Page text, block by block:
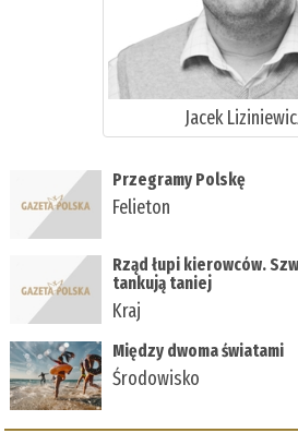
Jacek
Przegramy Polskę
Felieton
Rząd łupi kierowców.
tankują taniej
Kraj
Między dwoma światami
Środowisko